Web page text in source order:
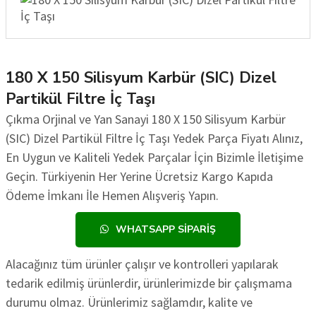
180 X 150 Silisyum Karbür (SIC) Dizel
Partikül Filtre İç Taşı
Çıkma Orjinal ve Yan Sanayi 180 X 150 Silisyum Karbür
(SIC) Dizel Partikül Filtre İç Taşı Yedek Parça Fiyatı Alınız,
En Uygun ve Kaliteli Yedek Parçalar İçin Bizimle İletişime
Geçin. Türkiyenin Her Yerine Ücretsiz Kargo Kapıda
Ödeme İmkanı İle Hemen Alışveriş Yapın.
WHATSAPP SIPARIŞ
Alacağınız tüm ürünler çalışır ve kontrolleri yapılarak
tedarik edilmiş ürünlerdir, ürünlerimizde bir çalışmama
durumu olmaz. Ürünlerimiz sağlamdır, kalite ve